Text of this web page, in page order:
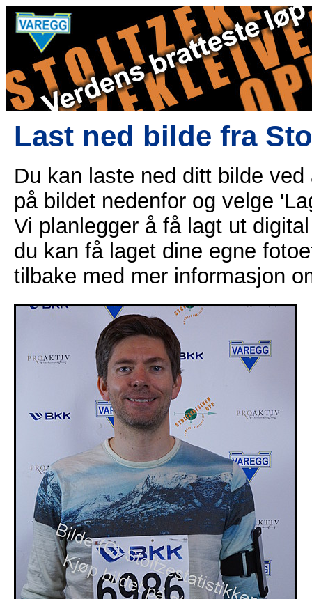
Last ned bilde fra
Du kan laste ned ditt bilde
på bildet nedenfor og velge
Vi planlegger å få lagt ut
du kan få laget dine egne
tilbake med mer informasjon